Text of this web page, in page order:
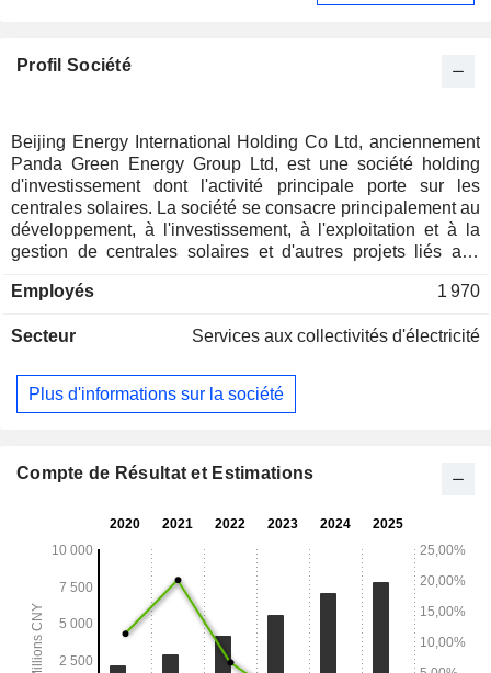
Profil Société
Beijing Energy International Holding Co Ltd, anciennement
Panda Green Energy Group Ltd, est une société holding
d'investissement dont l'activité principale porte sur les
centrales solaires. La société se consacre principalement au
développement, à l'investissement, à l'exploitation et à la
gestion de centrales solaires et d'autres projets liés aux
investissements dans les énergies photovoltaïques,
Les projets de la société dans le domaine des énergies
notamment la Mongolie intérieure, le Qinghai, le Ningxia, le
Shanxi, le Hubei, le Xinjiang, le Gansu, le Yunnan, le
Employés 1 970
Secteur Services aux collectivités d'électricité
Plus d'informations sur la société
Compte de Résultat et Estimations